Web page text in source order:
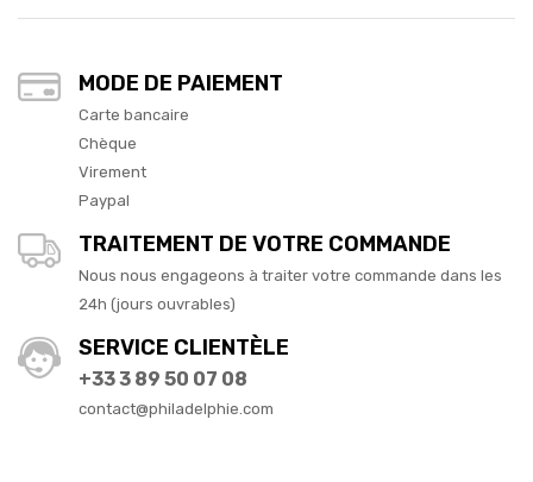
MODE DE PAIEMENT
Carte bancaire
Chèque
Virement
Paypal
TRAITEMENT DE VOTRE COMMANDE
Nous nous engageons à traiter votre commande dans les
24h (jours ouvrables)
SERVICE CLIENTÈLE
+33 3 89 50 07 08
contact@philadelphie.com